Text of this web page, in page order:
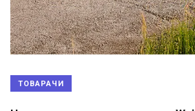
ТОВАРАЧИ